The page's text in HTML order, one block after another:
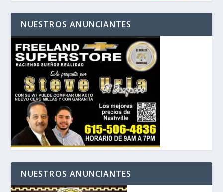
NUESTROS ANUNCIANTES
NUESTROS ANUNCIANTES